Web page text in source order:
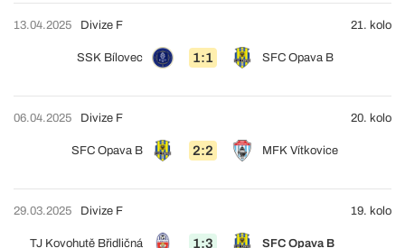
13.04.2025
SSK Bílovec 1:1 SFC Opava B
Divize F 21. kolo
06.04.2025
SFC Opava B 2:2 MFK Vítkovice
Divize F 20. kolo
29.03.2025
TJ Kovohutě Břidličná 1:3 SFC Opava B
Divize F 19. kolo